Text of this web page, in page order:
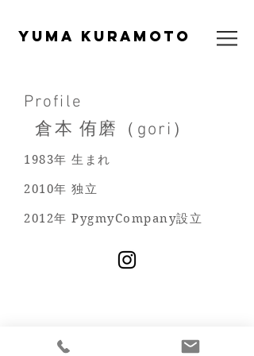
​YUMA KURAMOTO
Profile
倉本 侑磨（gori）
1983年 生まれ
2010年 独立
2012年 PygmyCompany設立